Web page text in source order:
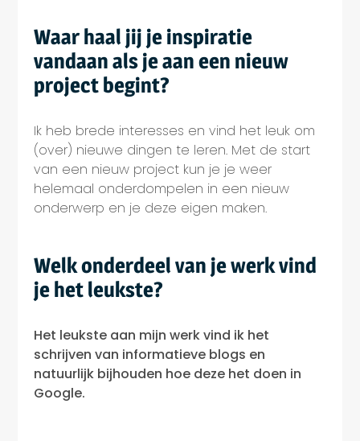
Waar haal jij je inspiratie
vandaan als je aan een nieuw
project begint?
Ik heb brede interesses en vind het leuk om
(over) nieuwe dingen te leren. Met de start
van een nieuw project kun je je weer
helemaal onderdompelen in een nieuw
onderwerp en je deze eigen maken.
Welk onderdeel van je werk vind
je het leukste?
Het leukste aan mijn werk vind ik het
schrijven van informatieve blogs en
natuurlijk bijhouden hoe deze het doen in
Google.